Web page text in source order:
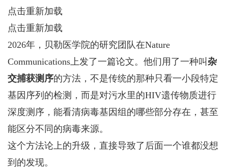
点击重新加载
点击重新加载
2026年，贝勒医学院的研究团队在Nature
Communications上发了一篇论文。他们用了一种叫 杂
交捕获测序的方法，不是传统的那种只看一小段特定
基因序列的检测，而是对污水里的HIV遗传物质进行
深度测序，能看清病毒基因组的哪些部分存在，甚至
能区分不同的病毒来源。
这个方法论上的升级，直接导致了后面一个谁都没想
到的发现。